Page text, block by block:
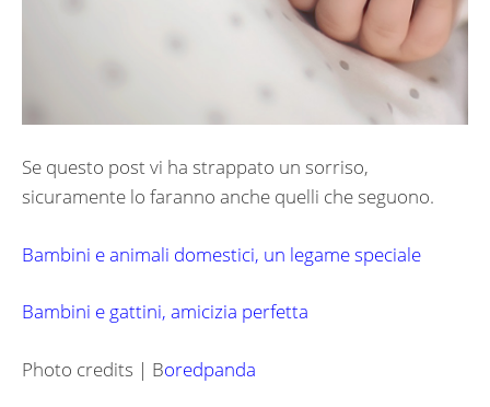
Se questo post vi ha strappato un sorriso,
sicuramente lo faranno anche quelli che seguono.
Bambini e animali domestici, un legame speciale
Bambini e gattini, amicizia perfetta
Photo credits | Boredpanda